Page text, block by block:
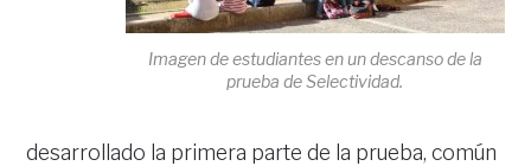
Imagen de estudiantes en un descanso de la
prueba de Selectividad.
desarrollado la primera parte de la prueba, común